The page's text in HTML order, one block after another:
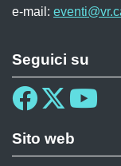
e-mail:
Seguici su
Sito web